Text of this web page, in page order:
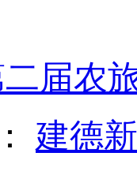
届农
建德